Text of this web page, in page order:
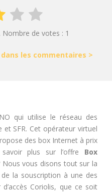
Nombre de votes : 1
les commentaires >
qui utilise le réseau des
SFR. Cet opérateur virtuel
des box Internet à prix
plus sur l’offre Box
Nous vous disons tout sur la
la souscription à une des
Coriolis, que ce soit